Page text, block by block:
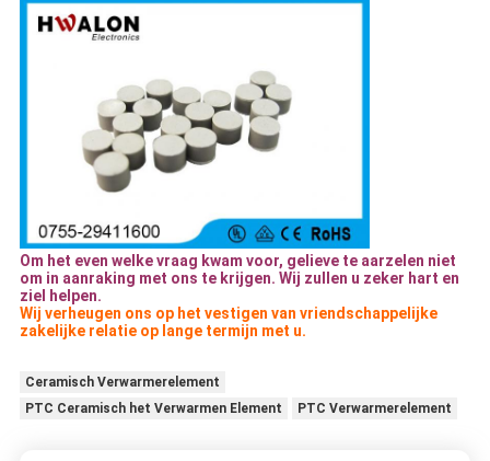
Om het even welke vraag kwam voor, gelieve te aarzelen niet
om in aanraking met ons te krijgen. Wij zullen u zeker hart en
ziel helpen.
Wij verheugen ons op het vestigen van vriendschappelijke
zakelijke relatie op lange termijn met u.
Ceramisch Verwarmerelement
PTC Ceramisch het Verwarmen Element
PTC Verwarmerelement